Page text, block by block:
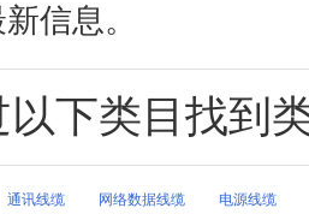
信息。
下类目找到
通讯线缆 网络数据线缆 电源线缆